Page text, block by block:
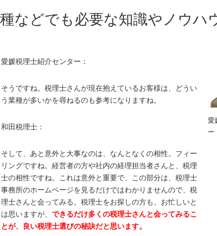
種などでも必要な知識やノウハ
愛媛税理士紹介センター：
そうですね。税理士さんが現在抱えているお客様は、どうい
う業種が多いかを尋ねるのも参考になりますね。
和田税理士：
そして、あと意外と大事なのは、なんとなくの相性。フィー
リングですね。経営者の方や社内の経理担当者さんと、税理
士の相性ですね。これは意外と重要で、この部分は、税理士
事務所のホームページを見るだけではわかりませんので、税
理士さんと会ってみる。税理士をお探しの方も、お忙しいと
は思いますが、 できるだけ多くの税理士さんと会ってみるこ
とが、良い税理士選びの秘訣だと思います。
愛